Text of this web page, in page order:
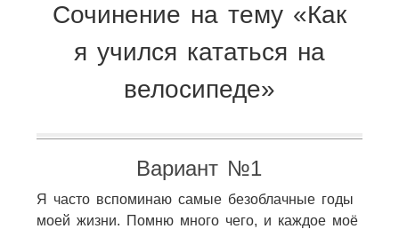
Сочинение на тему «Как
я учился кататься на
велосипеде»
Вариант №1
Я часто вспоминаю самые безоблачные годы
моей жизни. Помню много чего, и каждое моё